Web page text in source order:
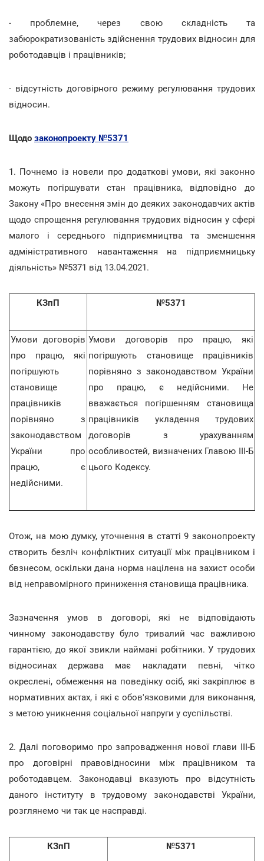
- проблемне, через свою складність та
забюрократизованість здійснення трудових відносин для
роботодавців і працівників;
- відсутність договірного режиму регулювання трудових
відносин.
Щодо законопроекту №5371
1. Почнемо із новели про додаткові умови, які законно
можуть погіршувати стан працівника, відповідно до
Закону «Про внесення змін до деяких законодавчих актів
щодо спрощення регулювання трудових відносин у сфері
малого і середнього підприємництва та зменшення
адміністративного навантаження на підприємницьку
діяльність» №5371 від 13.04.2021.
КЗпП №5371
Умови договорів
про працю, які
погіршують
становище
працівників
порівняно з
законодавством
України про
працю, є
недійсними.
Умови договорів про працю, які
погіршують становище працівників
порівняно з законодавством України
про працю, є недійсними. Не
вважається погіршенням становища
працівників укладення трудових
договорів з урахуванням
особливостей, визначених Главою III-Б
цього Кодексу.
Отож, на мою думку, уточнення в статті 9 законопроекту
створить безліч конфліктних ситуації між працівником і
бвзнесом, оскільки дана норма націлена на захист особи
від неправомірного приниження становища працівника.
Зазначення умов в договорі, які не відповідають
чинному законодавству було тривалий час важливою
гарантією, до якої звикли наймані робітники. У трудових
відносинах держава має накладати певні, чітко
окреслені, обмеження на поведінку осіб, які закріплює в
нормативних актах, і які є обов'язковими для виконання,
з метою уникнення соціальної напруги у суспільстві.
2. Далі поговоримо про запровадження нової глави ІІІ-Б
про договірні правовідносини між працівником та
роботодавцем. Законодавці вказують про відсутність
даного інституту в трудовому законодавстві України,
розглянемо чи так це насправді.
КЗпП №5371